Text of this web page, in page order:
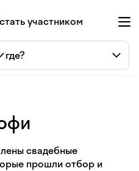
участником
свадебные
прошли отбор и